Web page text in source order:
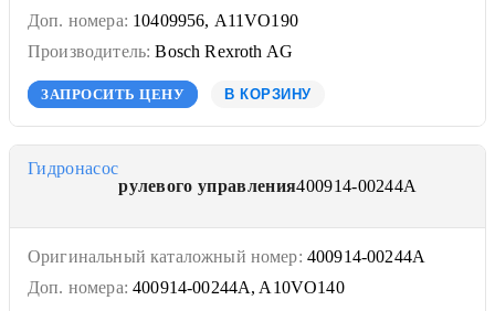
Доп. номера: 10409956, A11VO190
Производитель: Bosch Rexroth AG
ЗАПРОСИТЬ ЦЕНУ В КОРЗИНУ
Гидронасос
рулевого управления400914-00244A
Оригинальный каталожный номер: 400914-00244A
Доп. номера: 400914-00244A, A10VO140